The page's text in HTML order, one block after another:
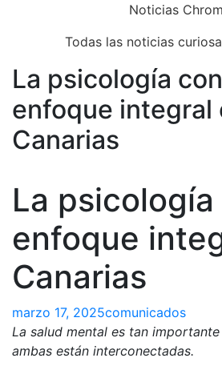
Noticias
Todas las noticias
Close
Menu
La psicología
enfoque integral
Canarias
La
enfoque
Canarias
marzo 17, 2025comunicados
La salud mental es tan
ambas están interconectadas.